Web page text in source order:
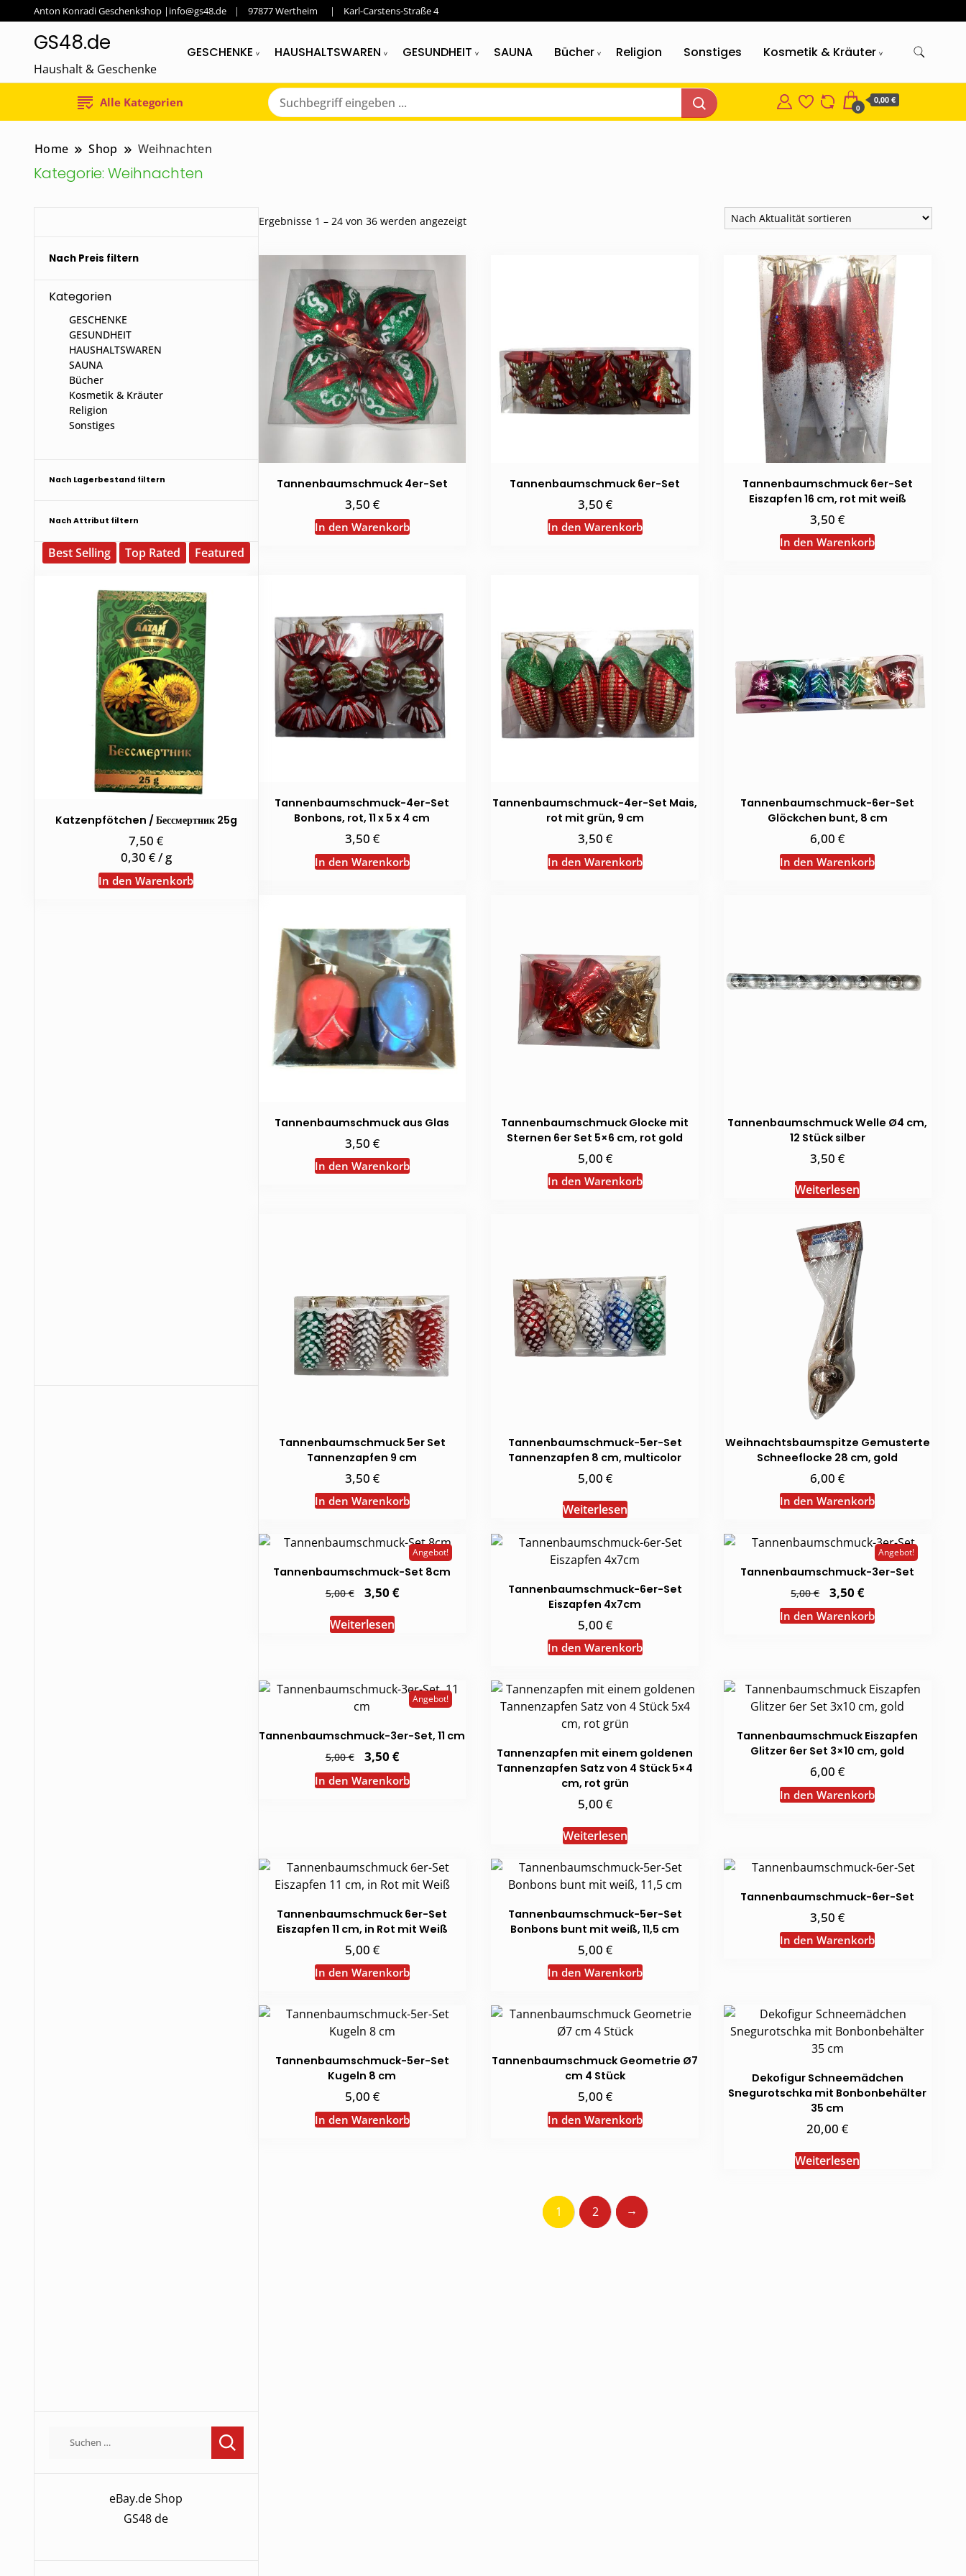
Anton Konradi Geschenkshop |info@gs48.de 97877 Wertheim Karl-Carstens-Straße 4
GS48.de
Haushalt & Geschenke
GESCHENKE HAUSHALTSWAREN GESUNDHEIT SAUNA Bücher Religion Sonstiges Kosmetik & Kräuter
Alle Kategorien 0
0,00 €
Home Shop Weihnachten
Kategorie: Weihnachten
Ergebnisse 1 – 24 von 36 werden angezeigtNach
sortiert
Tannenbaumschmuck 4er-Set
3,50 €
In den Warenkorb
Tannenbaumschmuck 6er-Set
3,50 €
In den Warenkorb
Tannenbaumschmuck 6er-Set
Eiszapfen 16 cm, rot mit weiß
3,50€
In den Warenkorb
Tannenbaumschmuck-4er-Set
Bonbons, rot, 11 x 5 x 4 cm
3,50 €
In den Warenkorb
Tannenbaumschmuck-4er-Set Mais,
rot mit grün, 9 cm
3,50 €
In den Warenkorb
Tannenbaumschmuck-6er-Set
Glöckchen bunt, 8 cm
6,00€
In den Warenkorb
Tannenbaumschmuck aus Glas
3,50 €
In den Warenkorb
Tannenbaumschmuck Glocke mit
Sternen 6er Set 5×6 cm, rot gold
5,00 €
In den Warenkorb
Tannenbaumschmuck Welle Ø4 cm,
12 Stück silber
3,50€
Weiterlesen
Tannenbaumschmuck 5er Set
Tannenzapfen 9 cm
3,50 €
In den Warenkorb
Tannenbaumschmuck-5er-Set
Tannenzapfen 8 cm, multicolor
5,00 €
Weiterlesen
Weihnachtsbaumspitze Gemusterte
Schneeflocke 28 cm, gold
6,00€
In den Warenkorb
Angebot!
Tannenbaumschmuck-Set 8cm
5,00€ Ursprünglicher
Preis
war:
5,00 €
3,50 €Aktueller
Preis
Weiterlesen
Tannenbaumschmuck-6er-Set
Eiszapfen 4x7cm
5,00 €
In den Warenkorb
Angebot!
Tannenbaumschmuck-3er-Set
5,00€ Ursprünglicher
Preis
war:
5,00 €
3,50€Aktueller
Preis
ist:
3,50 €.
In den Warenkorb
Angebot!
Tannenbaumschmuck-3er-Set, 11 cm
5,00€ Ursprünglicher
Preis
war:
5,00 €
3,50 €Aktueller
Preis
ist:
3,50 €.
In den Warenkorb
Tannenzapfen mit einem goldenen
Tannenzapfen Satz von 4 Stück 5×4
cm, rot grün
5,00 €
Weiterlesen
Tannenbaumschmuck Eiszapfen
Glitzer 6er Set 3×10 cm, gold
6,00€
In den Warenkorb
Tannenbaumschmuck 6er-Set
Eiszapfen 11 cm, in Rot mit Weiß
5,00 €
In den Warenkorb
Tannenbaumschmuck-5er-Set
Bonbons bunt mit weiß, 11,5 cm
5,00 €
In den Warenkorb
Tannenbaumschmuck-6er-Set
3,50€
In den Warenkorb
Tannenbaumschmuck-5er-Set
Kugeln 8 cm
5,00 €
In den Warenkorb
Tannenbaumschmuck Geometrie Ø7
cm 4 Stück
5,00 €
In den Warenkorb
Dekofigur Schneemädchen
Snegurotschka mit Bonbonbehälter
35 cm
20,00€
Weiterlesen
1 2 →
Nach Preis filtern
Kategorien
GESCHENKE
GESUNDHEIT
HAUSHALTSWAREN
SAUNA
Bücher
Kosmetik & Kräuter
Religion
Sonstiges
Nach Lagerbestand filtern
Nach Attribut filtern
Best Selling Top Rated Featured
Katzenpfötchen / Бессмертник 25g
7,50€
0,30 €/g
In den Warenkorb
nach:
eBay.de Shop
GS48 de